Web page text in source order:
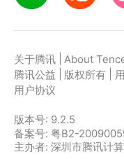
关于腾讯 About
腾讯公益
版权所有
用户协议
版本号: 9.2.5
备案号: 粤B2-
主办者: 深圳市腾讯计